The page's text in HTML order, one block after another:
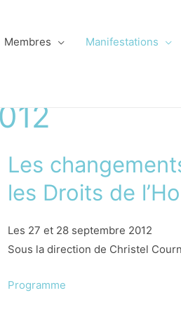
Membres Manifestations
Les
les Droits de
Les 27 et 28 septembre 2012
Sous la direction de Christel
Programme